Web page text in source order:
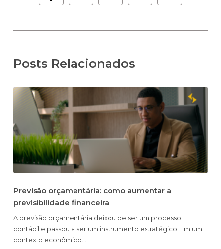
Posts Relacionados
Previsão orçamentária: como aumentar a
previsibilidade financeira
A previsão orçamentária deixou de ser um processo
contábil e passou a ser um instrumento estratégico. Em um
contexto econômico…